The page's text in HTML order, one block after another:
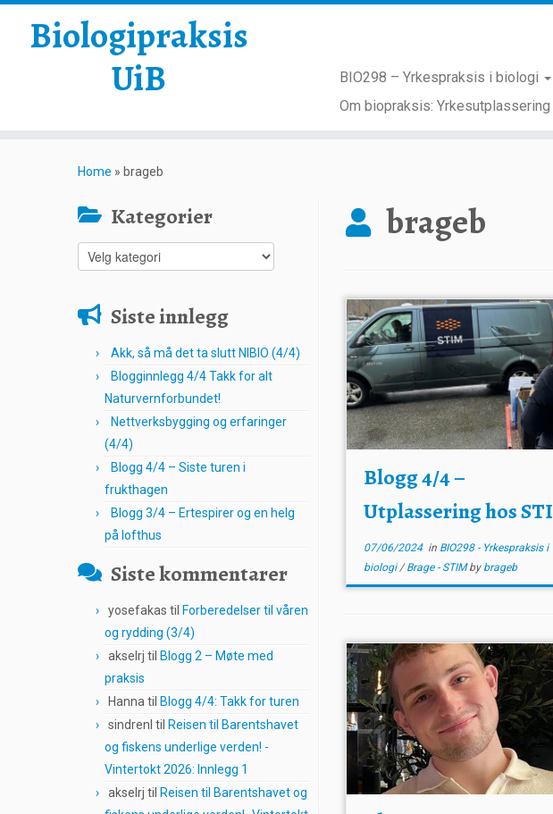
Biologipraksis
UiB
BIO298 – Yrkespraksis i biologi
Om biopraksis:
Home » brageb
Kategorier
Kategorier
Siste innlegg
Akk, så må det ta slutt NIBIO (4/4)
Blogginnlegg 4/4 Takk for alt
Naturvernforbundet!
Nettverksbygging og erfaringer
(4/4)
Blogg 4/4 – Siste turen i
frukthagen
Blogg 3/4 – Ertespirer og en helg
på lofthus
Siste kommentarer
yosefakas til Forberedelser til våren
og rydding (3/4)
akselrj til Blogg 2 – Møte med
praksis
Hanna til Blogg 4/4: Takk for turen
sindrenl til Reisen til Barentshavet
og fiskens underlige verden! -
Vintertokt 2026: Innlegg 1
akselrj til Reisen til Barentshavet og
brageb
Blogg 4/4 –
Utplassering hos
07/06/2024in BIO298 - Yrkespraksis i
biologi/Brage - STIMby brageb